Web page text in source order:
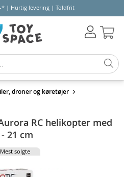
* | Hurtig levering | Toldfrit
droner og køretøjer
RC helikopter med
21 cm
Mest solgte